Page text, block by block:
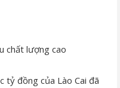
chất lượng cao
tỷ đồng của Lào Cai đã